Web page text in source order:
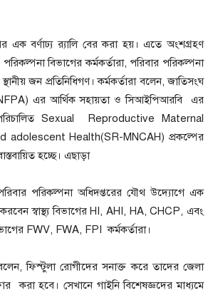
এক বর্ণাঢ্য র‍্যালি বের করা হয়। এতে অংশগ্রহণ
পরিকল্পনা বিভাগের কর্মকর্তারা, পরিবার পরিকল্পনা
জন প্রতিনিধিগণ। কর্মকর্তারা বলেন, জাতিসংঘ
এর আর্থিক সহায়তা ও সিআইপিআরবি এর
পরিচালিত Sexual Reproductive Maternal
adolescent Health(SR-MNCAH) প্রকল্পের
হচ্ছে। এছাড়া
পরিবার পরিকল্পনা অধিদপ্তরের যৌথ উদ্যোগে এক
স্বাস্থ্য বিভাগের HI, AHI, HA, CHCP, এবং
FWV, FWA, FPI কর্মকর্তারা।
ফিস্টুলা রোগীদের সনাক্ত করে তাদের জেলা
করা হবে। সেখানে গাইনি বিশেষজ্ঞদের মাধ্যমে